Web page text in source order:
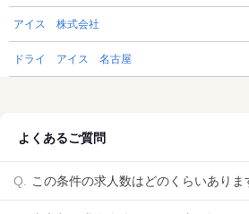
アイス 株式会社
ドライ アイス 名古屋
よくあるご質問
この条件の求人数はどのくらいありま